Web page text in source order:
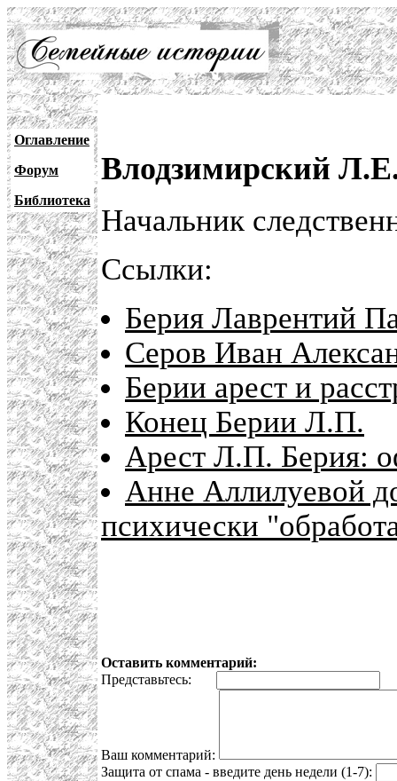
Оглавление
Форум
Библиотека
Влодзимирский
Начальник
Ссылки:
Берия Лаврентий
Серов Иван
Берии арест и
Конец Берии Л.П.
Арест Л.П. Берия:
Анне Аллилуевой
психически
Оставить комментарий:
Представьтесь:
Ваш комментарий:
Защита от спама - введите день недели (1-7):